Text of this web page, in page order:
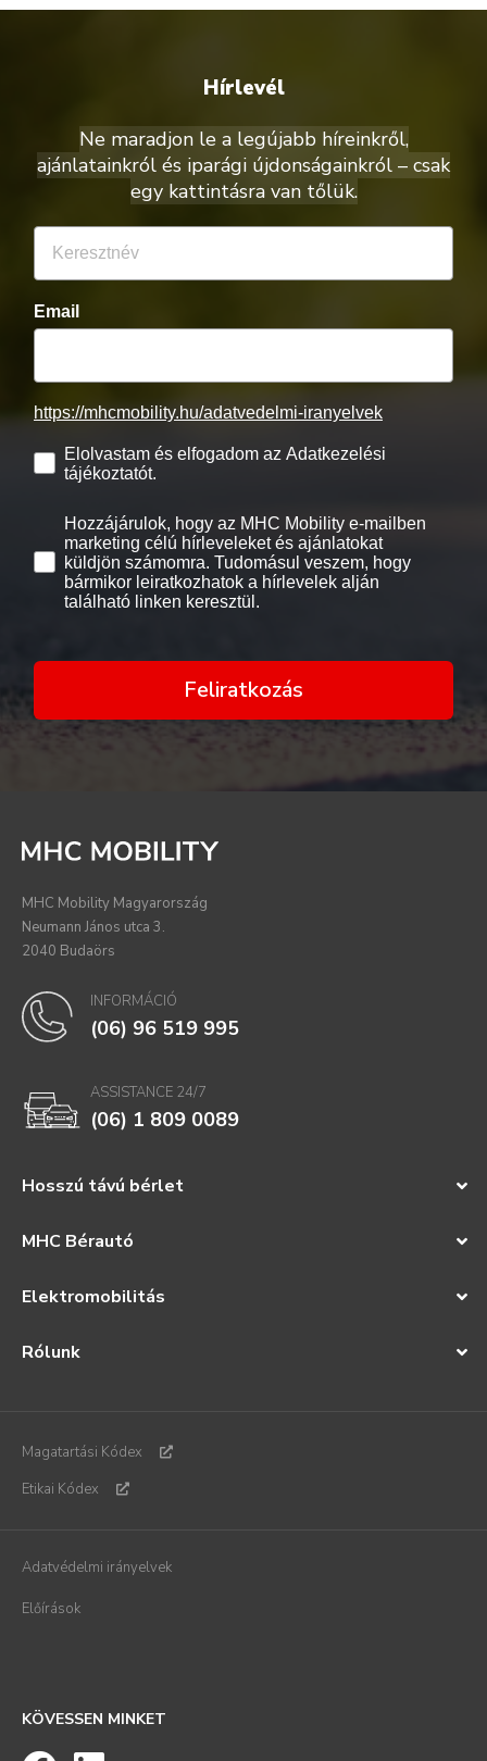
Hírlevél
Ne maradjon le a legújabb híreinkről,
ajánlatainkról és iparági újdonságainkról – csak
egy kattintásra van tőlük.
Email
https://mhcmobility.hu/adatvedelmi-iranyelvek
Elolvastam és elfogadom az Adatkezelési
tájékoztatót.
Hozzájárulok, hogy az MHC Mobility e-mailben
marketing célú hírleveleket és ajánlatokat
küldjön számomra. Tudomásul veszem, hogy
bármikor leiratkozhatok a hírlevelek alján
található linken keresztül.
Feliratkozás
Hosszú távú bérlet
MHC Bérautó
Elektromobilitás
Rólunk
MHC Mobility Magyarország
Neumann János utca 3.
2040 Budaörs
INFORMÁCIÓ
(06) 96 519 995
ASSISTANCE 24/7
(06) 1 809 0089
Magatartási Kódex
Etikai Kódex
Adatvédelmi irányelvek
Előírások
KÖVESSEN MINKET